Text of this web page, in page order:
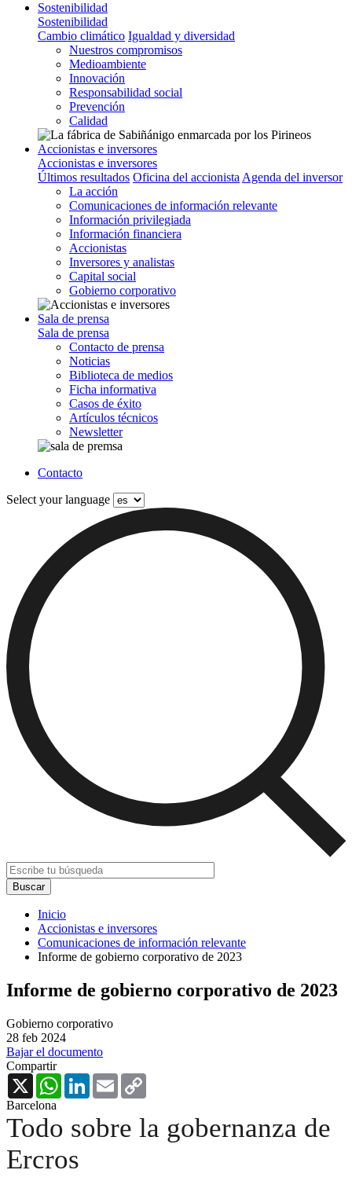
Sostenibilidad
Sostenibilidad
Cambio climático Igualdad y diversidad
Nuestros compromisos
Medioambiente
Innovación
Responsabilidad social
Prevención
Calidad
Accionistas e inversores
Accionistas e inversores
Últimos resultados Oficina del accionista Agenda del inversor
La acción
Comunicaciones de información relevante
Información privilegiada
Información financiera
Accionistas
Inversores y analistas
Capital social
Gobierno corporativo
Sala de prensa
Sala de prensa
Contacto de prensa
Noticias
Biblioteca de medios
Ficha informativa
Casos de éxito
Artículos técnicos
Newsletter
Contacto
Select your language
Inicio
Accionistas e inversores
Comunicaciones de información relevante
Informe de gobierno corporativo de 2023
Informe de gobierno corporativo de 2023
Gobierno corporativo
28 feb 2024
Bajar el documento
Compartir
X
WhatsAppLinkedInEmail
Barcelona
Todo sobre la gobernanza de
Ercros